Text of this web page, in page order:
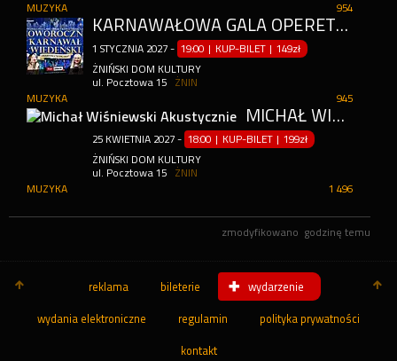
954
MUZYKA
KARNAWAŁOWA GALA OPERETKOWO-MUSICALOWA
1 STYCZNIA 2027 - 19:00 | KUP-BILET |149zł
ŻNIŃSKI DOM KULTURY
ul. Pocztowa 15
ŻNIN
945
MUZYKA
MICHAŁ WIŚNIEWSKI AKUSTYCZNIE
25 KWIETNIA 2027 - 18:00 | KUP-BILET |199zł
ŻNIŃSKI DOM KULTURY
ul. Pocztowa 15
ŻNIN
1 496
MUZYKA
zmodyfikowano godzinę temu
reklama bileterie wydarzenie
wydania elektroniczne regulamin polityka prywatności
kontakt